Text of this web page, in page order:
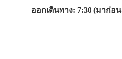
ออกเดินทาง: 7:30 (มาก่อ